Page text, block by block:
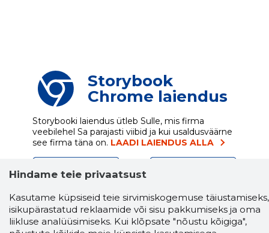
Storybook
Chrome laiendus
Storybooki laiendus ütleb Sulle, mis firma
veebilehel Sa parajasti viibid ja kui usaldusväärne
see firma täna on. LAADI LAIENDUS ALLA
Näed helistaja tausta!Storybooki Äpp toob
SinuniOTSEKONTAKTID400 000 Eesti
ettevõtte ja isikute kohta (juhid, ametnikud).
Andmed on rikastatud maksevõime ja
Hindame teie privaatsust
Kasutame küpsiseid teie sirvimiskogemuse täiustamiseks,
isikupärastatud reklaamide või sisu pakkumiseks ja oma
liikluse analüüsimiseks. Kui klõpsate "nõustu kõigiga",